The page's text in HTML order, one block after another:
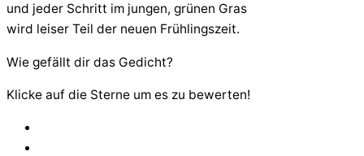
und jeder Schritt im jungen, grünen Gras
wird leiser Teil der neuen Frühlingszeit.
Wie gefällt dir das Gedicht?
Klicke auf die Sterne um es zu bewerten!